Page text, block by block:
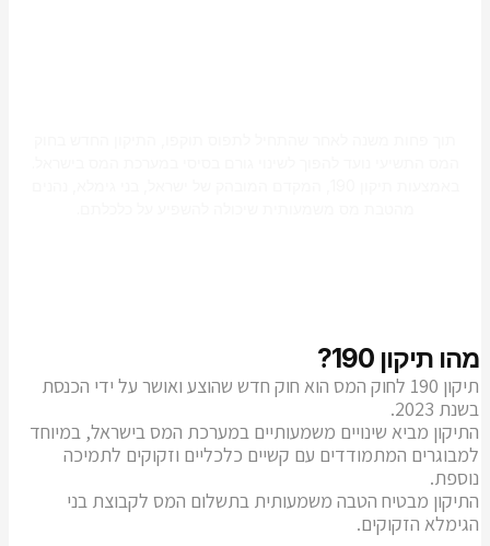
מהו תיקון 190?
תיקון 190 לחוק המס הוא חוק חדש שהוצע ואושר על ידי הכנסת
בשנת 2023.
התיקון מביא שינויים משמעותיים במערכת המס בישראל, במיוחד
למבוגרים המתמודדים עם קשיים כלכליים וזקוקים לתמיכה
נוספת.
התיקון מבטיח הטבה משמעותית בתשלום המס לקבוצת בני
הגימלא הזקוקים.